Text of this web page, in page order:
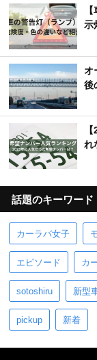
示
オ
後
れ
話題のキーワード
カーラバ女子
エピソード カ
sotoshiru 新型
pickup 新着